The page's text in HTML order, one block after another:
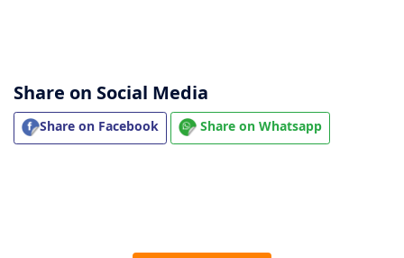
Share on Social Media
Share on Facebook Share on Whatsapp